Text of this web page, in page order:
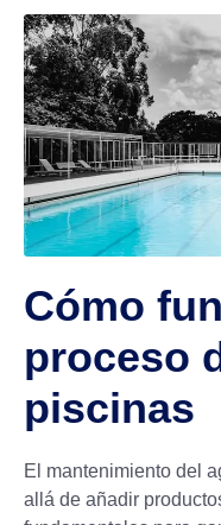
Cómo
proceso
piscinas
El mantenimiento del
allá de añadir